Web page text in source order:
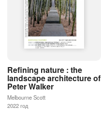
Refining nature : the
landscape architecture of
Peter Walker
Melbourne Scott
2022 год